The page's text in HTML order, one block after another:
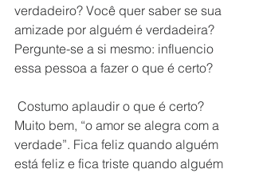
verdadeiro? Você quer saber se sua
amizade por alguém é verdadeira?
Pergunte-se a si mesmo: influencio
essa pessoa a fazer o que é certo?
Muito bem, “o amor se alegra com a
verdade”. Fica feliz quando alguém
está feliz e fica triste quando alguém